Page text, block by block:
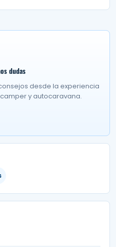
dudas
desde la experiencia
y autocaravana.